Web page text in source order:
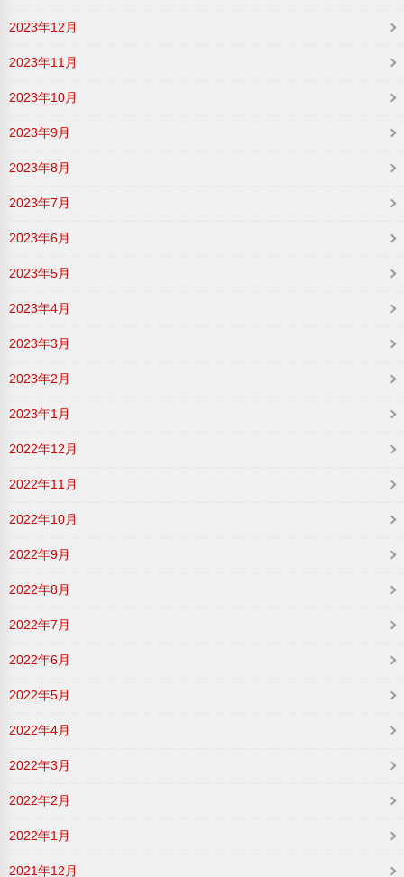
2023年12月
2023年11月
2023年10月
2023年9月
2023年8月
2023年7月
2023年6月
2023年5月
2023年4月
2023年3月
2023年2月
2023年1月
2022年12月
2022年11月
2022年10月
2022年9月
2022年8月
2022年7月
2022年6月
2022年5月
2022年4月
2022年3月
2022年2月
2022年1月
2021年12月